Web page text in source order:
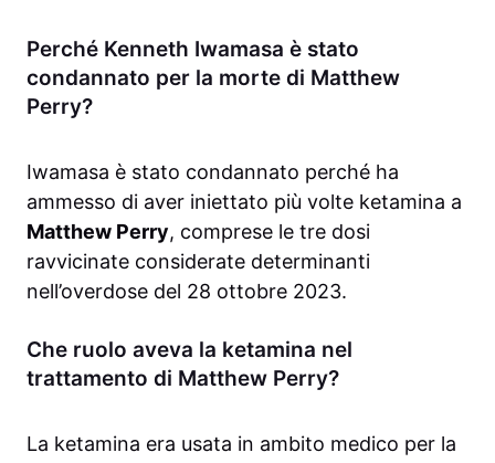
Perché Kenneth Iwamasa è stato
condannato per la morte di Matthew
Perry?
Iwamasa è stato condannato perché ha
ammesso di aver iniettato più volte ketamina a
Matthew Perry, comprese le tre dosi
ravvicinate considerate determinanti
nell’overdose del 28 ottobre 2023.
Che ruolo aveva la ketamina nel
trattamento di Matthew Perry?
La ketamina era usata in ambito medico per la